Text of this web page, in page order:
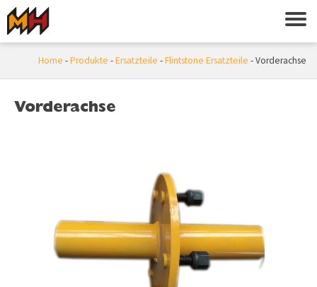
Home -Produkte -Ersatzteile -Flintstone Ersatzteile -Vorderachse
Vorderachse